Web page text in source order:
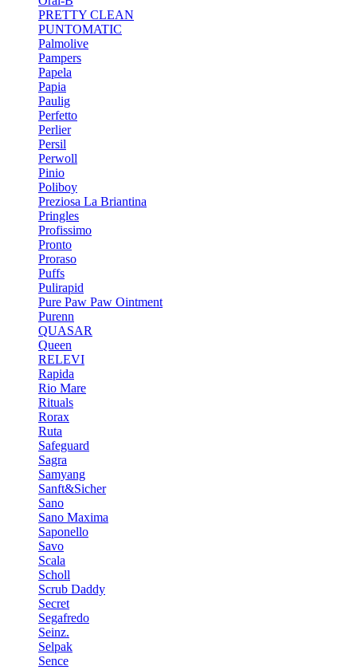
PRETTY CLEAN
PUNTOMATIC
Palmolive
Pampers
Papela
Papia
Paulig
Perfetto
Perlier
Persil
Perwoll
Pinio
Poliboy
Preziosa La Briantina
Pringles
Profissimo
Pronto
Proraso
Puffs
Pulirapid
Pure Paw Paw Ointment
Purenn
QUASAR
Queen
RELEVI
Rapida
Rio Mare
Rituals
Rorax
Ruta
Safeguard
Sagra
Samyang
Sanft&Sicher
Sano
Sano Maxima
Saponello
Savo
Scala
Scholl
Scrub Daddy
Secret
Segafredo
Seinz.
Selpak
Sence